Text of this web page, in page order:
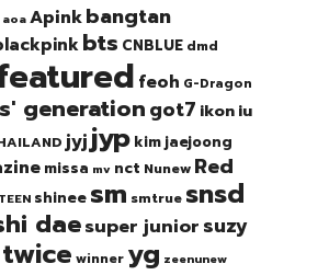
aoaApinkbangtan
bts CNBLUE dmd
feoh G-Dragon
generationgot7 ikoniu
jyjjyp kim jaejoong
missa mv nct Nunew Red
shinee sm smtrue snsd
daesuper junior suzy
twice winner yg zeenunew